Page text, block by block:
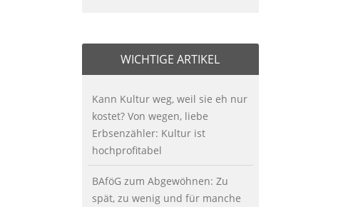
WICHTIGE ARTIKEL
Kann Kultur weg, weil sie eh nur
kostet? Von wegen, liebe
Erbsenzähler: Kultur ist
hochprofitabel
BAföG zum Abgewöhnen: Zu
spät, zu wenig und für manche